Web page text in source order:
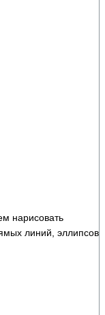
нарисовать
линий, эллипсов